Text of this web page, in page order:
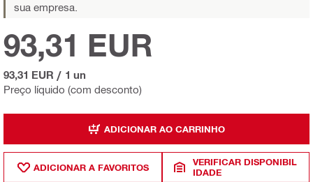
sua empresa.
Preço líquido (com desconto)
93,31 EUR
93,31 EUR / 1 un
ADICIONAR AO CARRINHO
ADICIONAR A FAVORITOS
VERIFICAR DISPONIBIL
IDADE